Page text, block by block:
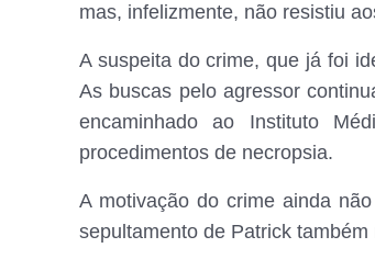
mas, infelizmente, não resistiu
A suspeita do crime, que já foi
As buscas pelo agressor
encaminhado ao Instituto
procedimentos de necropsia.
A motivação do crime ainda
sepultamento de Patrick